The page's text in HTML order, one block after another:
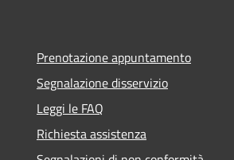
Prenotazione appuntamento
Segnalazione disservizio
Leggi le FAQ
Richiesta assistenza